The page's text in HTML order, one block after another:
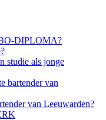
DIPLOMA?
studie als jonge
bartender van
van Leeuwarden?